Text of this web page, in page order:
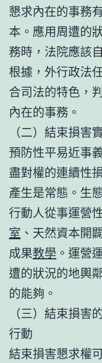
懇求內在的事務
本。應用周遭的
務時，法院應該
根據，外行政法
合司法的特色，
內在的事務。
（二）結束損害
預防性平易近事
盡對權的連續性
產生是常態。生
行動人從事運營
室 、天然資本開
成果教學 。運營
遭的狀況的地輿
的能夠。
（三）結束損害
行動
結束損害懇求權